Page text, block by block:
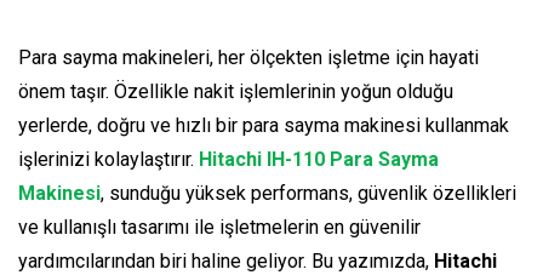
Para sayma makineleri, her ölçekten işletme için hayati
önem taşır. Özellikle nakit işlemlerinin yoğun olduğu
yerlerde, doğru ve hızlı bir para sayma makinesi kullanmak
işlerinizi kolaylaştırır. Hitachi IH-110 Para Sayma
Makinesi, sunduğu yüksek performans, güvenlik özellikleri
ve kullanışlı tasarımı ile işletmelerin en güvenilir
yardımcılarından biri haline geliyor. Bu yazımızda, Hitachi